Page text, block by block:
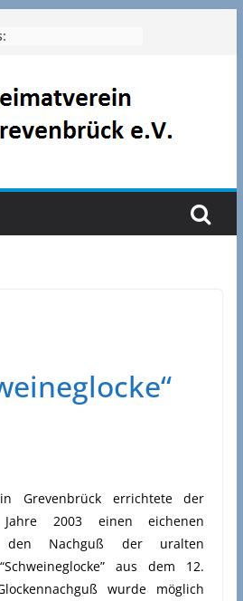
Grevenbrück errichtete der
2003 einen eichenen
den Nachguß der uralten
aus dem 12.
wurde möglich